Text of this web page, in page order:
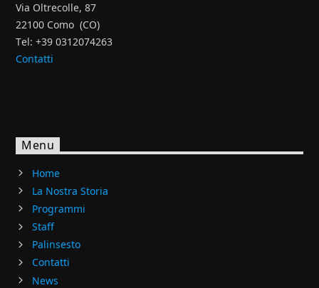
Via Oltrecolle, 87
22100 Como (CO)
Tel: +39 0312074263
Contatti
Menu
Home
La Nostra Storia
Programmi
Staff
Palinsesto
Contatti
News